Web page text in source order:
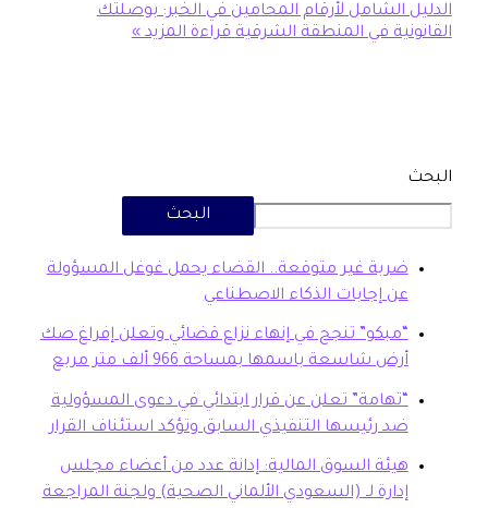
لأرقام المحامين في الخبر: بوصلتك
في المنطقة الشرقيةقراءة المزيد »
غير متوقعة.. القضاء يحمل غوغل المسؤولة
إجابات الذكاء الاصطناعي
تنجح في إنهاء نزاع قضائي وتعلن إفراغ صك
شاسعة باسمها بمساحة 966 ألف متر مربع
تعلن عن قرار ابتدائي في دعوى المسؤولية
رئيسها التنفيذي السابق وتؤكد استئناف القرار
السوق المالية: إدانة عدد من أعضاء مجلس
لـ (السعودي الألماني الصحية) ولجنة المراجعة